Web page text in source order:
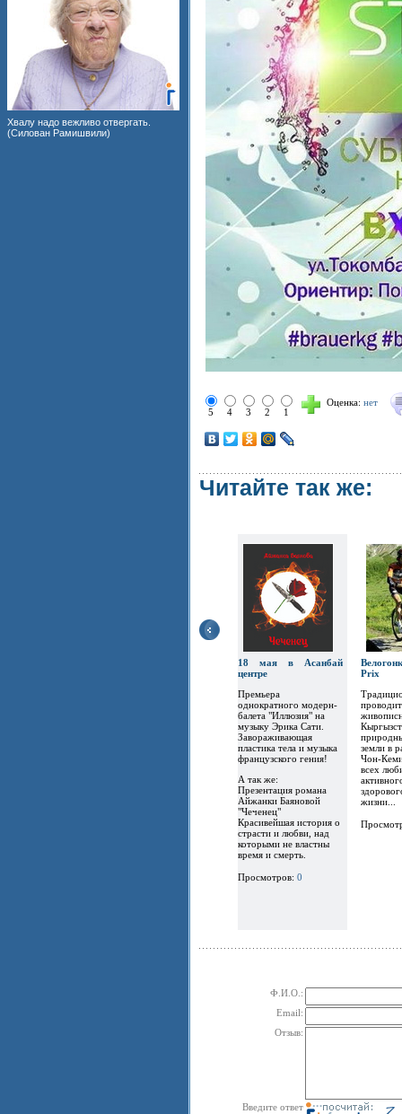
Хвалу надо вежливо отвергать.
(Силован Рамишвили)
5 4 3 2 1
Оценка: нет
Читайте так же:
18 мая в Асанбай
центре
Премьера
однократного модерн-
балета "Иллюзия" на
музыку Эрика Сати.
Завораживающая
пластика тела и музыка
французского гения!
А так же:
Презентация романа
Айжанки Баяновой
"Чеченец"
Красивейшая история о
страсти и любви, над
которыми не властны
время и смерть.
Просмотров: 0
Prix
земли в
Чон-
всех
жизни...
Ф.И.О.:
Email:
Отзыв:
Введите ответ